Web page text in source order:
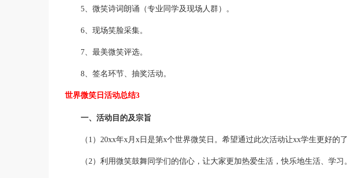
5、微笑诗词朗诵（专业同学及现场人群）。
6、现场笑脸采集。
7、最美微笑评选。
8、签名环节、抽奖活动。
世界微笑日活动总结3
一、活动目的及宗旨
（1）20xx年x月x日是第x个世界微笑日。希望通过此次活动让xx学生更好的了
（2）利用微笑鼓舞同学们的信心，让大家更加热爱生活，快乐地生活、学习。